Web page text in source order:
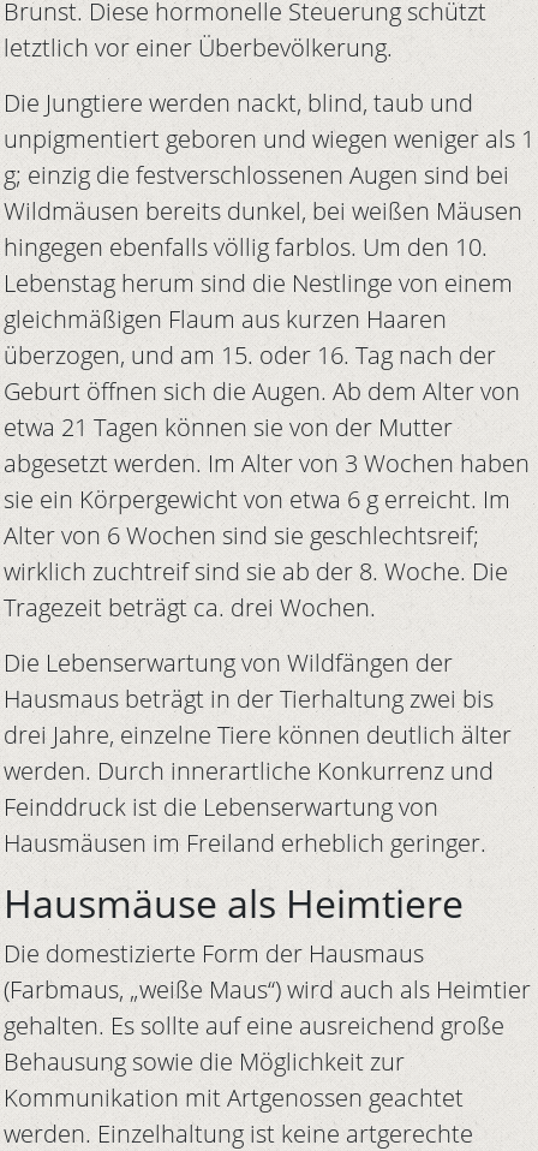
Brunst. Diese hormonelle Steuerung schützt
letztlich vor einer Überbevölkerung.
Die Jungtiere werden nackt, blind, taub und
unpigmentiert geboren und wiegen weniger als 1
g; einzig die festverschlossenen Augen sind bei
Wildmäusen bereits dunkel, bei weißen Mäusen
hingegen ebenfalls völlig farblos. Um den 10.
Lebenstag herum sind die Nestlinge von einem
gleichmäßigen Flaum aus kurzen Haaren
überzogen, und am 15. oder 16. Tag nach der
Geburt öffnen sich die Augen. Ab dem Alter von
etwa 21 Tagen können sie von der Mutter
abgesetzt werden. Im Alter von 3 Wochen haben
sie ein Körpergewicht von etwa 6 g erreicht. Im
Alter von 6 Wochen sind sie geschlechtsreif;
wirklich zuchtreif sind sie ab der 8. Woche. Die
Tragezeit beträgt ca. drei Wochen.
Die Lebenserwartung von Wildfängen der
Hausmaus beträgt in der Tierhaltung zwei bis
drei Jahre, einzelne Tiere können deutlich älter
werden. Durch innerartliche Konkurrenz und
Feinddruck ist die Lebenserwartung von
Hausmäusen im Freiland erheblich geringer.
Hausmäuse als Heimtiere
Die domestizierte Form der Hausmaus
(Farbmaus, „weiße Maus“) wird auch als Heimtier
gehalten. Es sollte auf eine ausreichend große
Behausung sowie die Möglichkeit zur
Kommunikation mit Artgenossen geachtet
werden. Einzelhaltung ist keine artgerechte